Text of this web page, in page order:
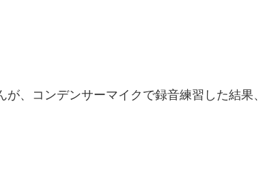
が、コンデンサーマイクで録音練習した結果